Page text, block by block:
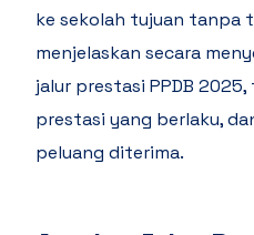
ke sekolah tujuan tanpa
menjelaskan secara
jalur prestasi PPDB
prestasi yang berlaku,
peluang diterima.